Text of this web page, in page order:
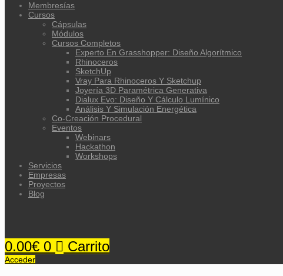
Membresías
Cursos
Cápsulas
Módulos
Cursos Completos
Experto En Grasshopper: Diseño Algorítmico
Rhinoceros
SketchUp
Vray Para Rhinoceros Y Sketchup
Joyería 3D Paramétrica Generativa
Dialux Evo: Diseño Y Cálculo Lumínico
Análisis Y Simulación Energética​
Co-Creación Procedural
Eventos
Webinars
Hackathon
Workshops
Servicios
Empresas
Proyectos
Blog
0.00€ 0 Carrito
Acceder